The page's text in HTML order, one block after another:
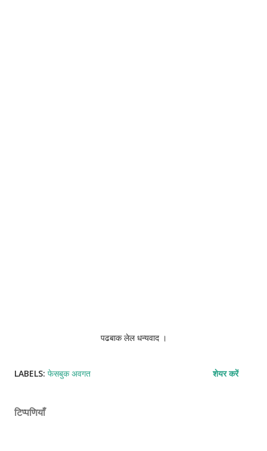
पढबाक लेल धन्यवाद ।
LABELS: फेसबुक अवगत शेयर करें
टिप्पणियाँ